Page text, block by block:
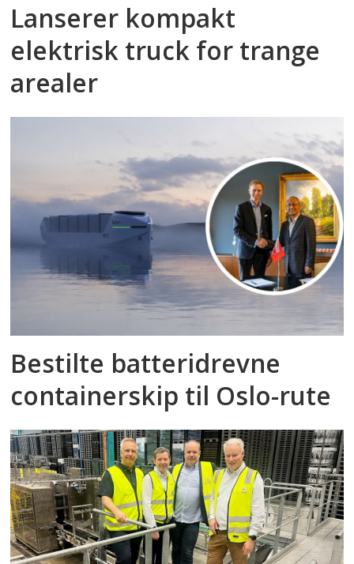
Lanserer kompakt
elektrisk truck for trange
arealer
Bestilte batteridrevne
containerskip til Oslo-rute